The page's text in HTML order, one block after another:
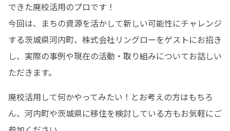
できた廃校活用のプロです！
今回は、まちの資源を活かして新しい可能性にチャレンジ
する茨城県河内町、株式会社リングローをゲストにお招き
し、実際の事例や現在の活動・取り組みについてお話しい
ただきます。
廃校活用して何かやってみたい！とお考えの方はもちろ
ん、河内町や茨城県に移住を検討している方もお気軽にご